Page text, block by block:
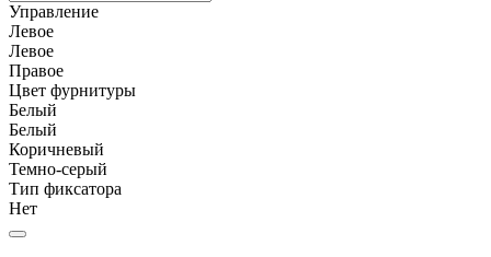
Управление
Левое
Левое
Правое
Цвет фурнитуры
Белый
Белый
Коричневый
Темно-серый
Тип фиксатора
Нет